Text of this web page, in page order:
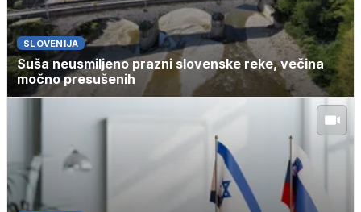
SLOVENIJA
Suša neusmiljeno prazni slovenske reke, večina
močno presušenih